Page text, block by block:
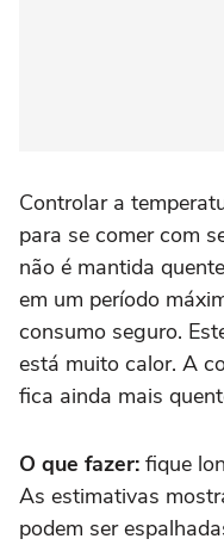
Controlar a
para se comer com
não é mantida
em um período
consumo seguro.
está muito calor. A
fica ainda mais
O que fazer: fique
As estimativas
podem ser